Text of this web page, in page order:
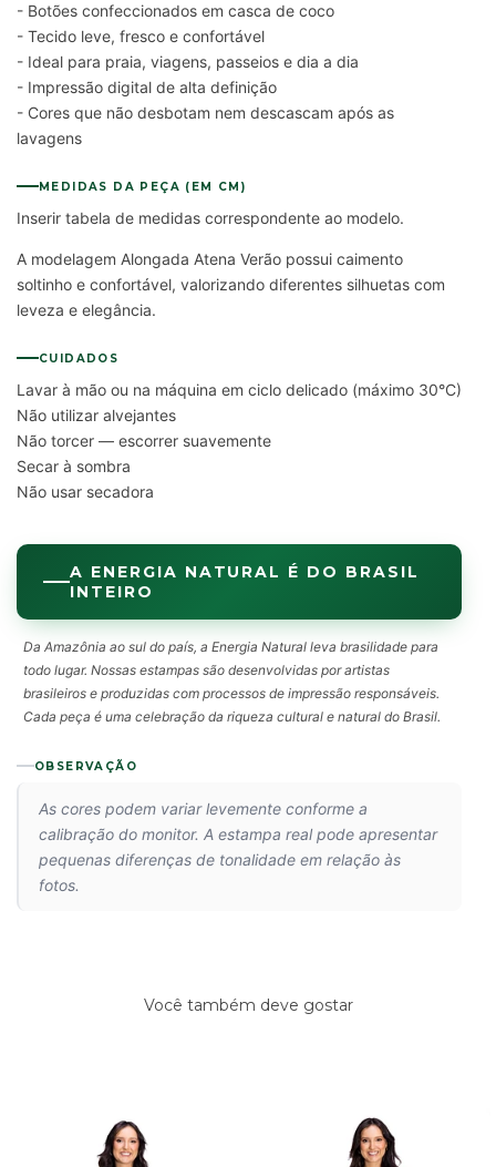
- Botões confeccionados em casca de coco
- Tecido leve, fresco e confortável
- Ideal para praia, viagens, passeios e dia a dia
- Impressão digital de alta definição
- Cores que não desbotam nem descascam após as
lavagens
MEDIDAS DA PEÇA (EM CM)
Inserir tabela de medidas correspondente ao modelo.
A modelagem Alongada Atena Verão possui caimento
soltinho e confortável, valorizando diferentes silhuetas com
leveza e elegância.
CUIDADOS
Lavar à mão ou na máquina em ciclo delicado (máximo 30°C)
Não utilizar alvejantes
Não torcer — escorrer suavemente
Secar à sombra
Não usar secadora
A ENERGIA NATURAL É DO BRASIL
INTEIRO
Da Amazônia ao sul do país, a Energia Natural leva brasilidade para
todo lugar. Nossas estampas são desenvolvidas por artistas
brasileiros e produzidas com processos de impressão responsáveis.
Cada peça é uma celebração da riqueza cultural e natural do Brasil.
OBSERVAÇÃO
As cores podem variar levemente conforme a
calibração do monitor. A estampa real pode apresentar
pequenas diferenças de tonalidade em relação às
fotos.
Você também deve gostar